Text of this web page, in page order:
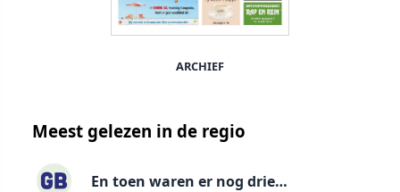
ARCHIEF
Meest gelezen in de regio
En toen waren er nog drie…